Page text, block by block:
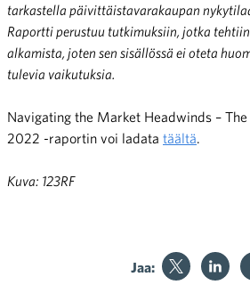
tarkastella päivittäistavarakaupan
Raportti perustuu tutkimuksiin, jotka
alkamista, joten sen sisällössä ei oteta
tulevia vaikutuksia.
Navigating the Market Headwinds –
2022 -raportin voi ladata täältä
Kuva: 123RF
Jaa: